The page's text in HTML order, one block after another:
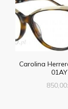
Carolina
01AY
850,00